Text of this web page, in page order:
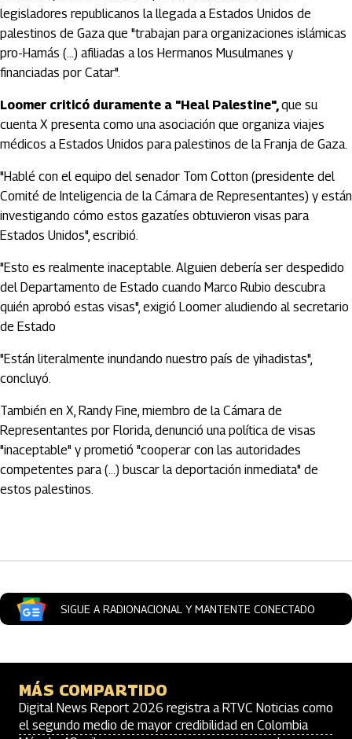
legisladores republicanos la llegada a Estados Unidos de
palestinos de Gaza que "trabajan para organizaciones islámicas
pro-Hamás (...) afiliadas a los Hermanos Musulmanes y
financiadas por Catar".
Loomer criticó duramente a "Heal Palestine",que su
cuenta X presenta como una asociación que organiza viajes
médicos a Estados Unidos para palestinos de la Franja de Gaza.
"Hablé con el equipo del senador Tom Cotton (presidente del
Comité de Inteligencia de la Cámara de Representantes) y están
investigando cómo estos gazatíes obtuvieron visas para
Estados Unidos", escribió.
"Esto es realmente inaceptable. Alguien debería ser despedido
del Departamento de Estado cuando Marco Rubio descubra
quién aprobó estas visas", exigió Loomer aludiendo al secretario
de Estado
"Están literalmente inundando nuestro país de yihadistas",
concluyó.
También en X, Randy Fine, miembro de la Cámara de
Representantes por Florida, denunció una política de visas
"inaceptable" y prometió "cooperar con las autoridades
competentes para (...) buscar la deportación inmediata" de
estos palestinos.
SIGUE A RADIONACIONAL Y MANTENTE CONECTADO
MÁS COMPARTIDO
Digital News Report 2026 registra a RTVC Noticias como
el segundo medio de mayor credibilidad en Colombia